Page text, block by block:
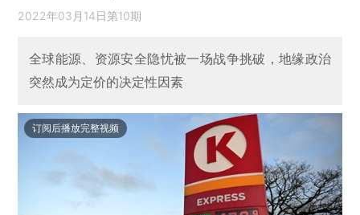
2022年03月14日第10期
全球能源、资源安全隐忧被一场战争挑破，地缘政治
突然成为定价的决定性因素
订阅后播放完整视频